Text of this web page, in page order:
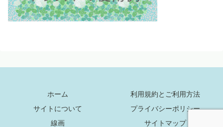
ホーム
利用規約とご利用方法
サイトについて
プライバシーポリシー
線画
サイトマップ